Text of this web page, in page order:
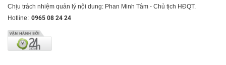
Chịu trách nhiệm quản lý nội dung: Phan Minh Tâm - Chủ tịch HĐQT.
Hotline: 0965 08 24 24